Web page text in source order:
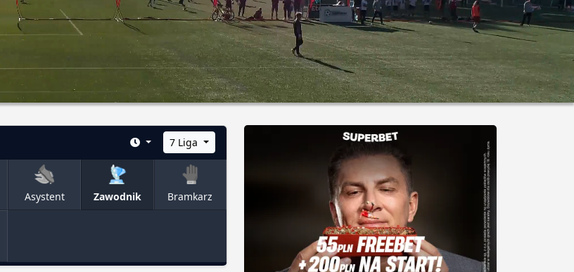
7 Liga
Asystent Zawodnik Bramkarz